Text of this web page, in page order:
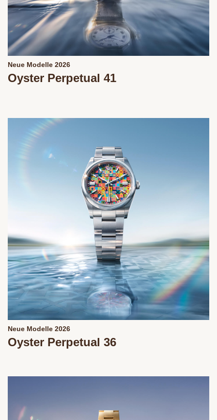
Neue Modelle 2026
Oyster Perpetual 41
Neue Modelle 2026
Oyster Perpetual 36